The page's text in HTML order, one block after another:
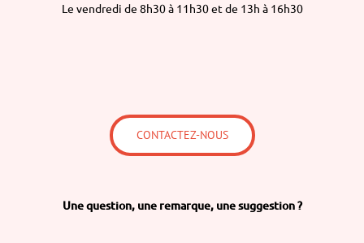
Le vendredi de 8h30 à 11h30 et de 13h à 16h30
CONTACTEZ-NOUS
Une question, une remarque, une suggestion ?